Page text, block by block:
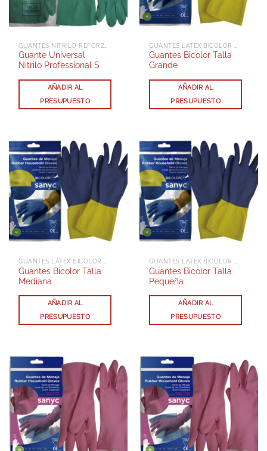
Guante Universal
Nitrilo Professional S
AÑADIR AL
PRESUPUESTO
Guantes Bicolor Talla
Grande
AÑADIR AL
PRESUPUESTO
Guantes Bicolor Talla
Mediana
AÑADIR AL
PRESUPUESTO
Guantes Bicolor Talla
Pequeña
AÑADIR AL
PRESUPUESTO